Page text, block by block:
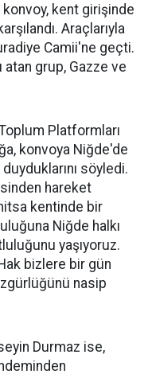
kent girişinde
Araçlarıyla
Camii'ne geçti.
atan grup, Gazze ve
Platformları
konvoya Niğde'de
söyledi.
hareket
kentinde bir
Niğde halkı
yaşıyoruz.
bizlere bir gün
nasip
Durmaz ise,